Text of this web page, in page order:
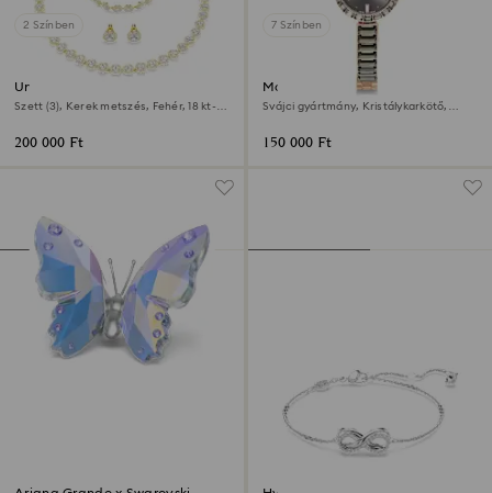
2 Színben
Una Angelic szett
Szett (3), Kerek metszés, Fehér, 18 kt-os
200 000 Ft
7 Színben
Matrix bangle óra
Svájci gyártmány, Kristálykarkötő,
150 000 Ft